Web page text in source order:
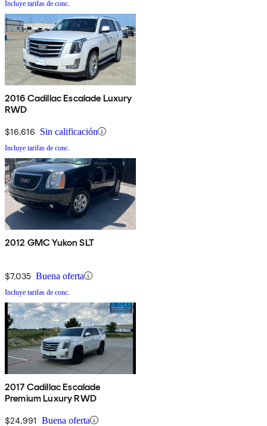
Incluye tarifas de conc.
2016 Cadillac Escalade Luxury
RWD
$16,616 Sin calificación
Incluye tarifas de conc.
2012 GMC Yukon SLT
$7,035 Buena oferta
Incluye tarifas de conc.
2017 Cadillac Escalade
Premium Luxury RWD
$24,991 Buena oferta